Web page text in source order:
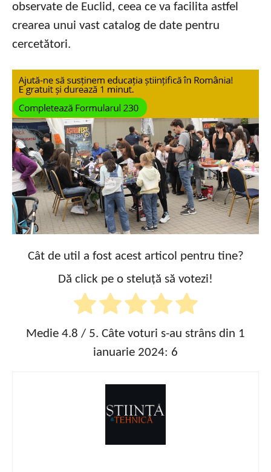
observate de Euclid, ceea ce va facilita astfel
crearea unui vast catalog de date pentru
cercetători.
Cât de util a fost acest articol pentru tine?
Dă click pe o steluță să votezi!
Medie 4.8 / 5. Câte voturi s-au strâns din 1
ianuarie 2024: 6